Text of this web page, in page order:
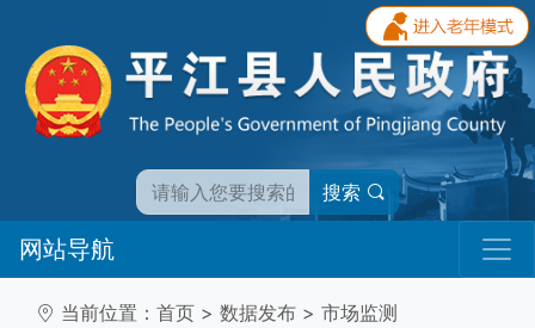
搜索
网站导航
当前位置： 首页 > 数据发布 > 市场监测